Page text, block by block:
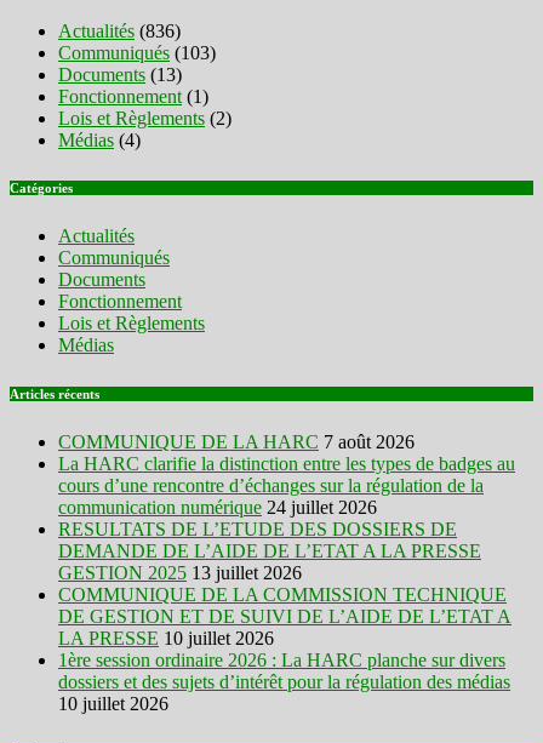
Actualités (836)
Communiqués (103)
Documents (13)
Fonctionnement (1)
Lois et Règlements (2)
Médias (4)
Catégories
Actualités
Communiqués
Documents
Fonctionnement
Lois et Règlements
Médias
Articles récents
COMMUNIQUE DE LA HARC 7 août 2026
La HARC clarifie la distinction entre les types de badges au
cours d’une rencontre d’échanges sur la régulation de la
communication numérique 24 juillet 2026
RESULTATS DE L’ETUDE DES DOSSIERS DE
DEMANDE DE L’AIDE DE L’ETAT A LA PRESSE
GESTION 2025 13 juillet 2026
COMMUNIQUE DE LA COMMISSION TECHNIQUE
DE GESTION ET DE SUIVI DE L’AIDE DE L’ETAT A
LA PRESSE 10 juillet 2026
1ère session ordinaire 2026 : La HARC planche sur divers
dossiers et des sujets d’intérêt pour la régulation des médias
10 juillet 2026